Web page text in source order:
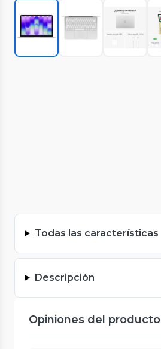
Todas las características
Descripción
Opiniones del producto